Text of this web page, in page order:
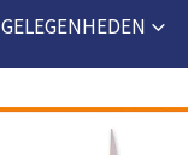
GELEGENHEDEN